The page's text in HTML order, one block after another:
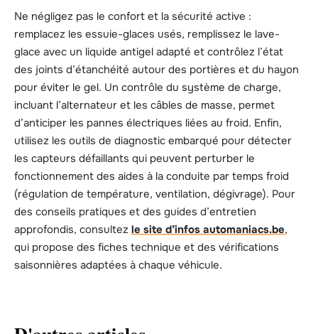
Ne négligez pas le confort et la sécurité active :
remplacez les essuie-glaces usés, remplissez le lave-
glace avec un liquide antigel adapté et contrôlez l’état
des joints d’étanchéité autour des portières et du hayon
pour éviter le gel. Un contrôle du système de charge,
incluant l’alternateur et les câbles de masse, permet
d’anticiper les pannes électriques liées au froid. Enfin,
utilisez les outils de diagnostic embarqué pour détecter
les capteurs défaillants qui peuvent perturber le
fonctionnement des aides à la conduite par temps froid
(régulation de température, ventilation, dégivrage). Pour
des conseils pratiques et des guides d’entretien
approfondis, consultez le site d’infos automaniacs.be,
qui propose des fiches technique et des vérifications
saisonnières adaptées à chaque véhicule.